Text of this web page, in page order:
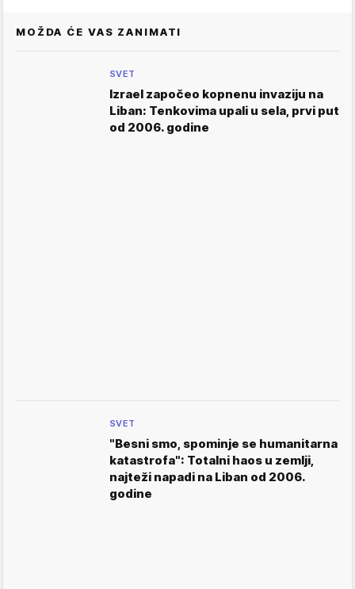
MOŽDA ĆE VAS ZANIMATI
SVET
Izrael započeo kopnenu invaziju na
Liban: Tenkovima upali u sela, prvi put
od 2006. godine
SVET
"Besni smo, spominje se humanitarna
katastrofa": Totalni haos u zemlji,
najteži napadi na Liban od 2006.
godine